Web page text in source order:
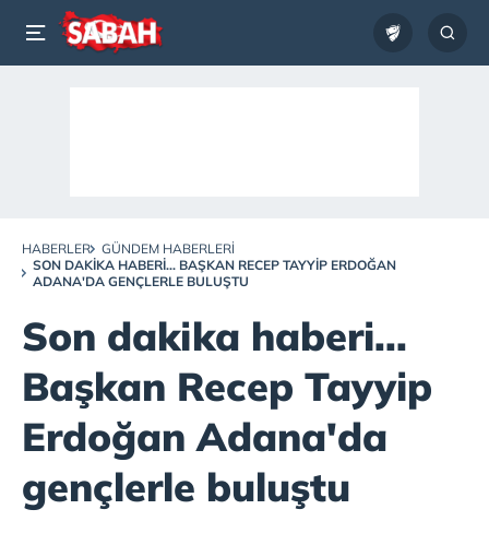
HABERLER
GÜNDEM HABERLERI
SON DAKIKA HABERI... BAŞKAN RECEP TAYYIP ERDOĞAN
ADANA'DA GENÇLERLE BULUŞTU
Son dakika haberi...
Başkan Recep Tayyip
Erdoğan Adana'da
gençlerle buluştu